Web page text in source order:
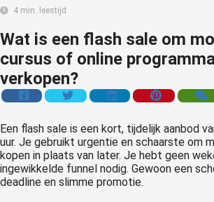
4 min. leestijd
Wat is een flash sale om
cursus of online
verkopen?
Een flash sale is een kort, tijdelijk aanbod
uur. Je gebruikt urgentie en schaarste om
kopen in plaats van later. Je hebt geen
ingewikkelde funnel nodig. Gewoon een
deadline en slimme promotie.